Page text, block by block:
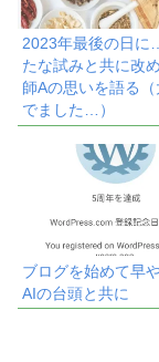
2023年最後の日
たな試みと共に改
師Aの思いを語る（
でました…）
ブログを始めて早
AIの台頭と共に